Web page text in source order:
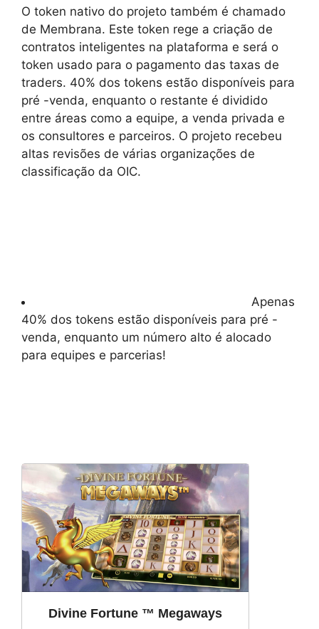
O token nativo do projeto também é chamado
de Membrana. Este token rege a criação de
contratos inteligentes na plataforma e será o
token usado para o pagamento das taxas de
traders. 40% dos tokens estão disponíveis para
pré -venda, enquanto o restante é dividido
entre áreas como a equipe, a venda privada e
os consultores e parceiros. O projeto recebeu
altas revisões de várias organizações de
classificação da OIC.
Apenas
40% dos tokens estão disponíveis para pré -
venda, enquanto um número alto é alocado
para equipes e parcerias!
Divine Fortune ™ Megaways